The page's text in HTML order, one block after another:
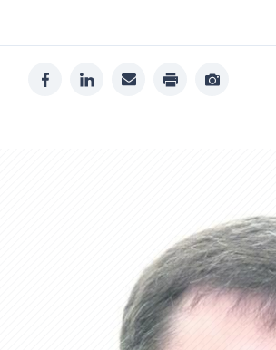
facebooklinkedinmail print
Afficher